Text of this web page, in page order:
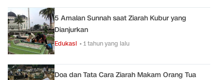
5 Amalan Sunnah saat Ziarah Kubur yang
Dianjurkan
Edukasi • 1 tahun yang lalu
Doa dan Tata Cara Ziarah Makam Orang Tua